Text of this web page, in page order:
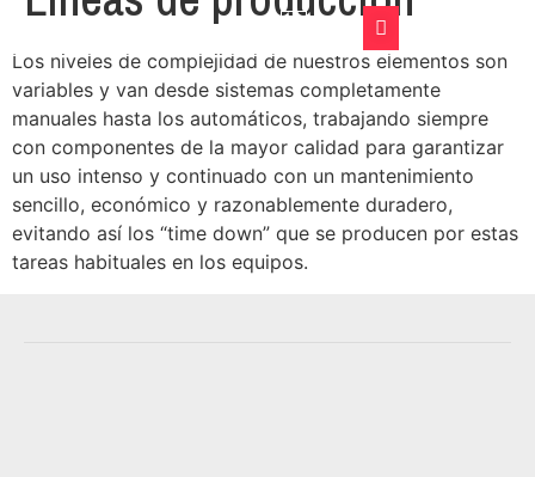
Los niveles de complejidad de nuestros elementos son
variables y van desde sistemas completamente
manuales hasta los automáticos, trabajando siempre
con componentes de la mayor calidad para garantizar
un uso intenso y continuado con un mantenimiento
sencillo, económico y razonablemente duradero,
evitando así los “time down” que se producen por estas
tareas habituales en los equipos.